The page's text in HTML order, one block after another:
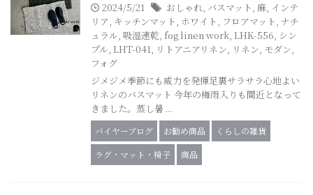
2024/5/21 おしゃれ, バスマット, 麻, インテ
リア, キッチンマット, ホワイト, フロアマット, ナチ
ュラル, 吸湿速乾, fog linen work, LHK-556, シン
プル, LHT-041, リトアニアリネン, リネン, モダン,
フォグ
ジメジメ季節にも威力を発揮足裏サラサラ心地よい
リネンのバスマット 今年の梅雨入りも間近となって
きました。蒸し暑 ...
バイヤーブログ お勧め商品
くらしの雑貨
ラグ・マット・椅子
商品